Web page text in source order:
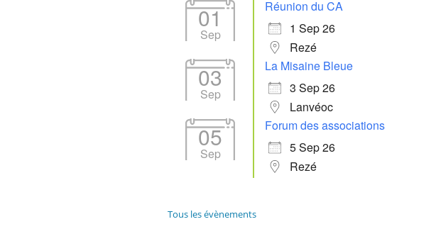
01
Sep
Réunion du CA
1 Sep 26
Rezé
03
Sep
La Misaine Bleue
3 Sep 26
Lanvéoc
05
Sep
Forum des associations
5 Sep 26
Rezé
Tous les évènements